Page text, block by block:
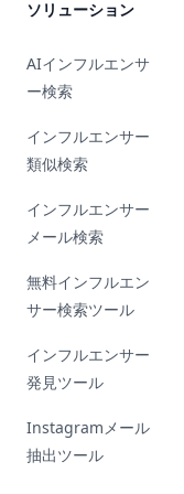
ソリューション
AIインフルエンサ
ー検索
インフルエンサー
類似検索
インフルエンサー
メール検索
無料インフルエン
サー検索ツール
インフルエンサー
発見ツール
Instagramメール
抽出ツール